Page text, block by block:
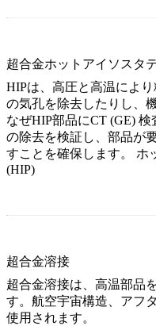
超合金ホットアイソスタ
HIPは、高圧と高温によ
の気孔を除去したりし、
なぜHIP部品にCT (GE) 検
の除去を検証し、部品が
すことを確保します。 ホ
(HIP)
超合金溶接
超合金溶接は、高温部品
す。航空宇宙構造、アフ
使用されます。